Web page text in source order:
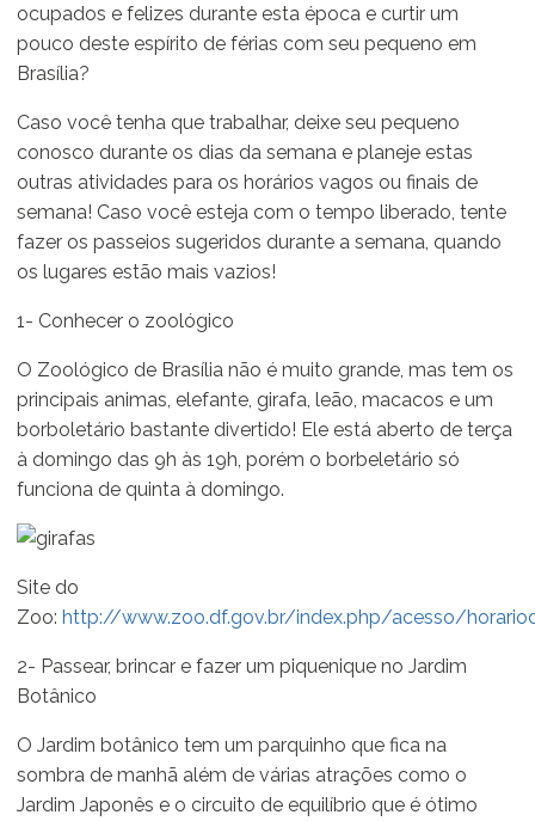
ocupados e felizes durante esta época e curtir um
pouco deste espírito de férias com seu pequeno em
Brasília?
Caso você tenha que trabalhar, deixe seu pequeno
conosco durante os dias da semana e planeje estas
outras atividades para os horários vagos ou finais de
semana! Caso você esteja com o tempo liberado, tente
fazer os passeios sugeridos durante a semana, quando
os lugares estão mais vazios!
1- Conhecer o zoológico
O Zoológico de Brasília não é muito grande, mas tem os
principais animas, elefante, girafa, leão, macacos e um
borboletário bastante divertido! Ele está aberto de terça
à domingo das 9h às 19h, porém o borbeletário só
funciona de quinta à domingo.
Site do
Zoo: http://www.zoo.df.gov.br/index.php/acesso/
2- Passear, brincar e fazer um piquenique no Jardim
Botânico
O Jardim botânico tem um parquinho que fica na
sombra de manhã além de várias atrações como o
Jardim Japonês e o circuito de equilíbrio que é ótimo